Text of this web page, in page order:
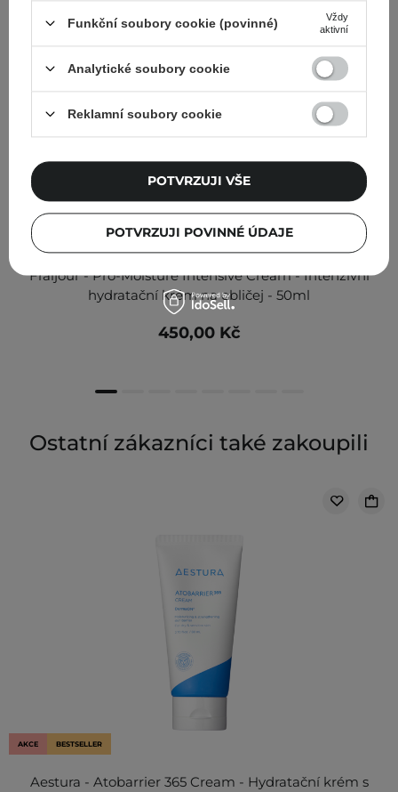
Fraijour - Pro-Moisture Intensive Cream - Intenzivní
hydratační krém na obličej - 50ml
450,00 Kč
Ostatní zákazníci také zakoupili
AKCE BESTSELLER
Aestura - Atobarrier 365 Cream - Hydratační krém s
Funkční soubory cookie (povinné)
Vždy
aktivní
Analytické soubory cookie
Reklamní soubory cookie
POTVRZUJI POVINNÉ ÚDAJE
POTVRZUJI VŠE